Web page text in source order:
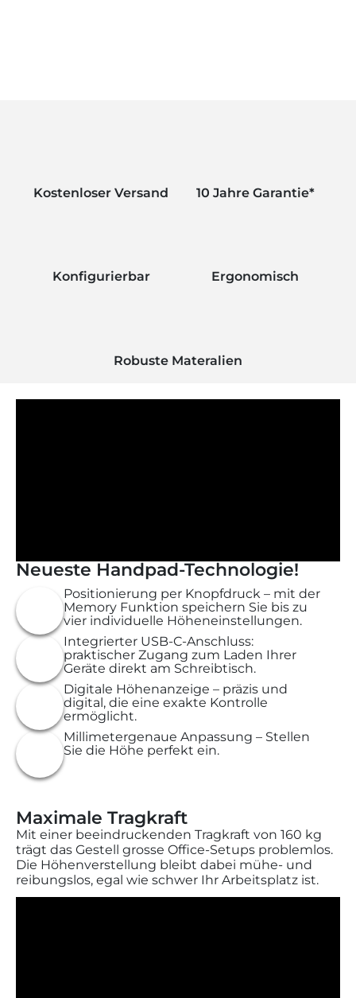
Kostenloser Versand 10 Jahre Garantie*
Konfigurierbar Ergonomisch
Robuste Materalien
Neueste Handpad-Technologie!
Positionierung per Knopfdruck – mit der
Memory Funktion speichern Sie bis zu
vier individuelle Höheneinstellungen.
Integrierter USB-C-Anschluss:
praktischer Zugang zum Laden Ihrer
Geräte direkt am Schreibtisch.
Digitale Höhenanzeige – präzis und
digital, die eine exakte Kontrolle
ermöglicht.
Millimetergenaue Anpassung – Stellen
Sie die Höhe perfekt ein.
Maximale Tragkraft
Mit einer beeindruckenden Tragkraft von 160 kg
trägt das Gestell grosse Office-Setups problemlos.
Die Höhenverstellung bleibt dabei mühe- und
reibungslos, egal wie schwer Ihr Arbeitsplatz ist.